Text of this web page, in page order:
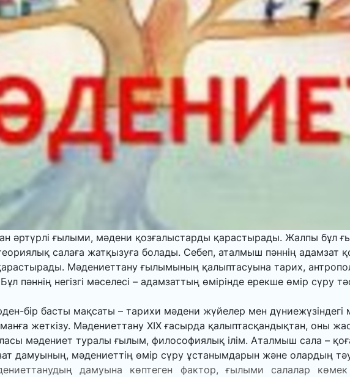
әртүрлі ғылыми, мәдени қозғалыстарды қарас­тырады. Жалпы бұл
салаға жатқызуға болады. Себеп, аталмыш пәннің адамзат
Мәдениеттану ғылымының қалыптасуына ­тарих,
пәннің негізгі мәселесі – адамзаттың өмірінде ерекше өмір сүру
бір басты мақсаты – тарихи мәдени жүйелер мен дүниежүзіндегі
жеткізу. Мәде­ниеттану XIX ғасырда қалыптасқандықтан, оны
мәдениет туралы ғылым, фило­софиялық ілім. Аталмыш сала –
дамуының, мәдениеттің өмір сүру ұстанымдарын және олардың
дамуына көптеген фактор, ғылыми салалар